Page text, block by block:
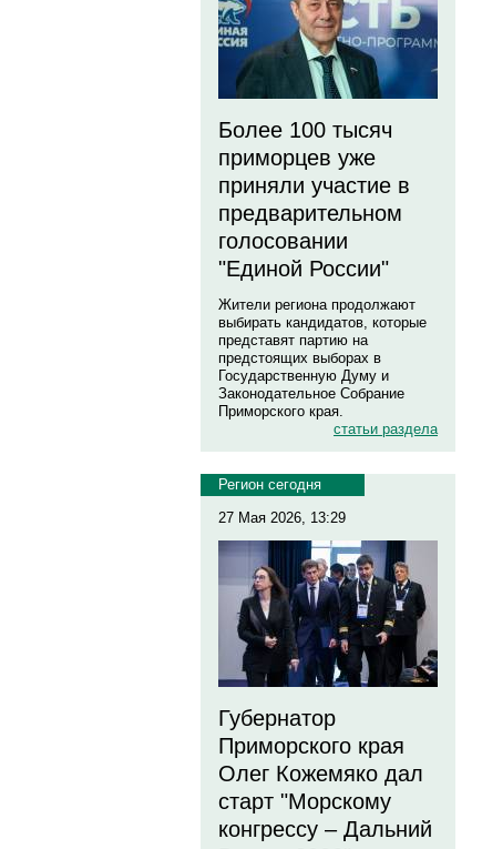
Более 100 тысяч
приморцев уже
приняли участие в
предварительном
голосовании
"Единой России"
Жители региона продолжают
выбирать кандидатов, которые
представят партию на
предстоящих выборах в
Государственную Думу и
Законодательное Собрание
Приморского края.
статьи раздела
Регион сегодня
27 Мая 2026, 13:29
Губернатор
Приморского края
Олег Кожемяко дал
старт "Морскому
конгрессу – Дальний